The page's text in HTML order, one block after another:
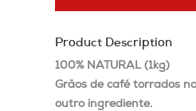
Product Description
100% NATURAL (1kg)
Grãos de café torrados
outro ingrediente.